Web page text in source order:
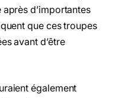
d’importantes
que ces troupes
avant d’être
également